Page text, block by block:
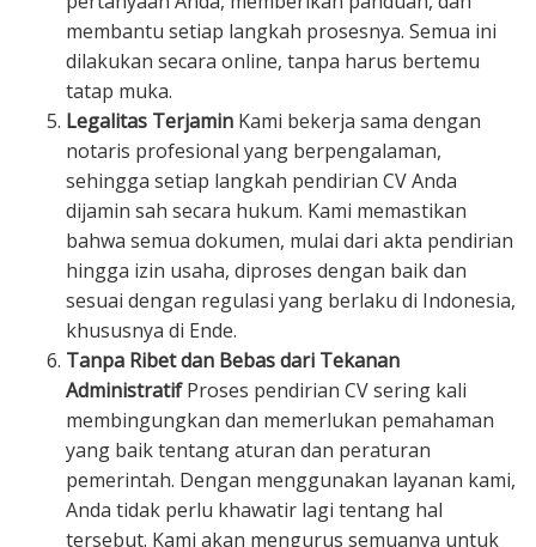
membantu setiap langkah prosesnya. Semua ini
dilakukan secara online, tanpa harus bertemu
tatap muka.
Legalitas Terjamin Kami bekerja sama dengan
notaris profesional yang berpengalaman,
sehingga setiap langkah pendirian CV Anda
dijamin sah secara hukum. Kami memastikan
bahwa semua dokumen, mulai dari akta pendirian
hingga izin usaha, diproses dengan baik dan
sesuai dengan regulasi yang berlaku di Indonesia,
khususnya di Ende.
Tanpa Ribet dan Bebas dari Tekanan
AdministratifProses pendirian CV sering kali
membingungkan dan memerlukan pemahaman
yang baik tentang aturan dan peraturan
pemerintah. Dengan menggunakan layanan kami,
Anda tidak perlu khawatir lagi tentang hal
tersebut. Kami akan mengurus semuanya untuk